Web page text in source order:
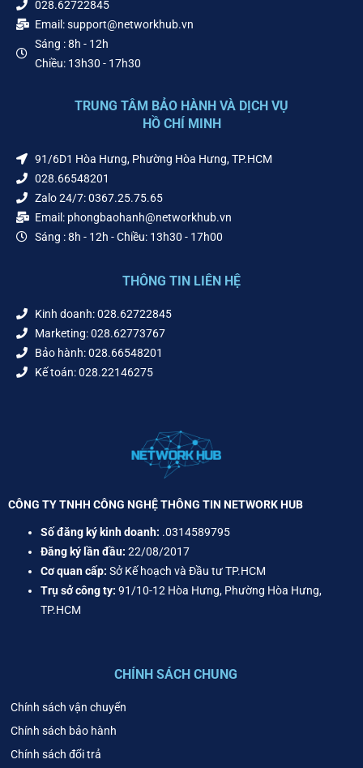
028.62722845
Email: support@networkhub.vn
Sáng : 8h - 12h
Chiều: 13h30 - 17h30
TRUNG TÂM BẢO HÀNH VÀ DỊCH VỤ
HỒ CHÍ MINH
91/6D1 Hòa Hưng, Phường Hòa Hưng, TP.HCM
028.66548201
Zalo 24/7: 0367.25.75.65
Email: phongbaohanh@networkhub.vn
Sáng : 8h - 12h - Chiều: 13h30 - 17h00
THÔNG TIN LIÊN HỆ
Kinh doanh: 028.62722845
Marketing: 028.62773767
Bảo hành: 028.66548201
Kế toán: 028.22146275
CÔNG TY TNHH CÔNG NGHỆ THÔNG TIN NETWORK HUB
Số đăng ký kinh doanh: .0314589795
Đăng ký lần đầu: 22/08/2017
Cơ quan cấp: Sở Kế hoạch và Đầu tư TP.HCM
Trụ sở công ty: 91/10-12 Hòa Hưng, Phường Hòa Hưng,
TP.HCM
CHÍNH SÁCH CHUNG
Chính sách vận chuyển
Chính sách bảo hành
Chính sách đổi trả